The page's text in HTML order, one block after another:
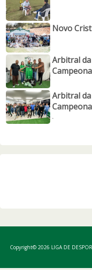
Novo
Arbitral
Arbitral
.
Copyright© 2026 LIGA DE